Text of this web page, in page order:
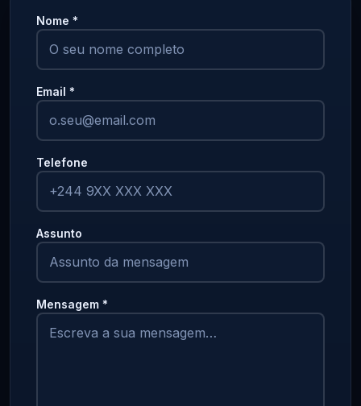
Nome *
Email *
Telefone
Assunto
Mensagem *